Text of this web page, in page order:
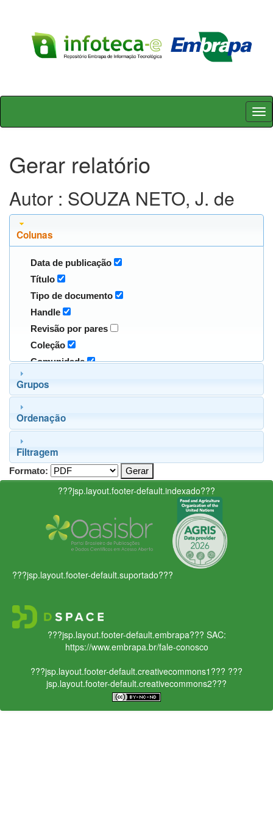
Skip
Gerar relatório
Autor : SOUZA NETO, J. de
Colunas
Data de publicação
Título
Tipo de documento
Handle
Revisão por pares
Coleção
Comunidade
Grupos
Ordenação
Filtragem
Formato:
???jsp.layout.footer-default.indexado???
???jsp.layout.footer-default.suportado???
???jsp.layout.footer-default.embrapa??? SAC:
https://www.embrapa.br/fale-conosco
???jsp.layout.footer-default.creativecommons1??? ???
jsp.layout.footer-default.creativecommons2???